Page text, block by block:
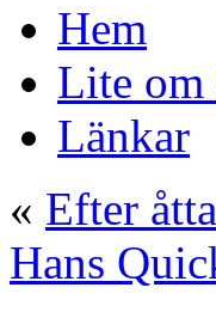
Hem
Lite om
Länkar
« Efter
Hans